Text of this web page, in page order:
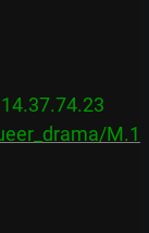
M.1